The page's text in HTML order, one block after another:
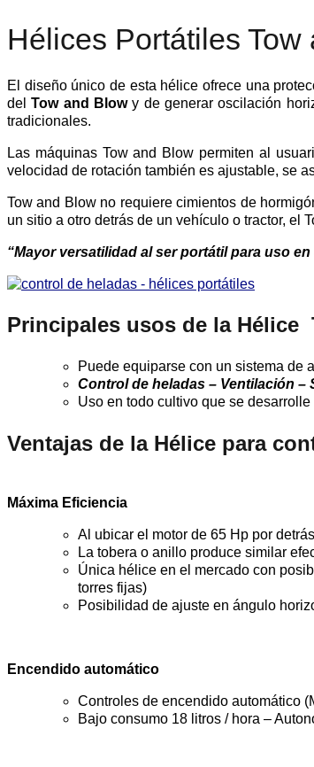
Hélices Portátiles
El diseño único de esta hélice ofrece una
delTow and Blowy de generar oscilación
tradicionales.
Las máquinas Tow and Blow permiten al
velocidad de rotación también es ajustable, se
Tow and Blow no requiere cimientos de
un sitio a otro detrás de un vehículo o tractor, el
“Mayor versatilidad al ser portátil para uso
Principales usos de la Hélice
Puede equiparse con un sistema de
Control de heladas – Ventilación
Uso en todo cultivo que se
Ventajas de la Hélice para
Máxima Eficiencia
Al ubicar el motor de 65 Hp por
La tobera o anillo produce similar
Única hélice en el mercado con
torres fijas)
Posibilidad de ajuste en ángulo
Encendido automático
Controles de encendido automático
Bajo consumo 18 litros / hora –